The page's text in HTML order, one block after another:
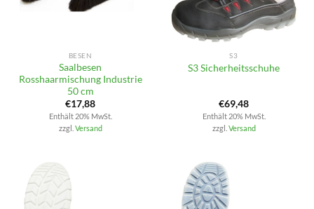
BESEN
Saalbesen
Rosshaarmischung Industrie
50 cm
€17,88
Enthält 20% MwSt.
zzgl. Versand
S3
S3 Sicherheitsschuhe
€69,48
Enthält 20% MwSt.
zzgl. Versand